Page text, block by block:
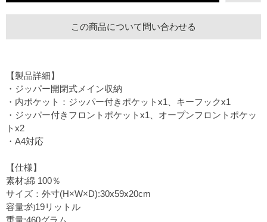
この商品について問い合わせる
【製品詳細】
・ジッパー開閉式メイン収納
・内ポケット：ジッパー付きポケットx1、キーフックx1
・ジッパー付きフロントポケットx1、オープンフロントポケッ
トx2
・A4対応
【仕様】
素材:綿 100％
サイズ：外寸(H×W×D):30x59x20cm
容量:約19リットル
重量:460グラム